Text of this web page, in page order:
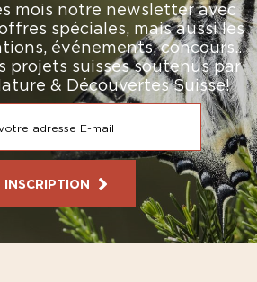
mois notre newsletter avec
spéciales, mais aussi les
événements, concours…
projets suisses soutenus par
& Découvertes Suisse!
INSCRIPTION